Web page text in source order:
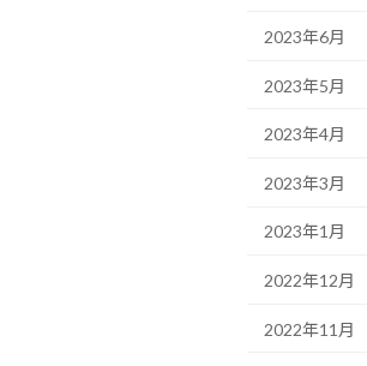
2023年6月
2023年5月
2023年4月
2023年3月
2023年1月
2022年12月
2022年11月